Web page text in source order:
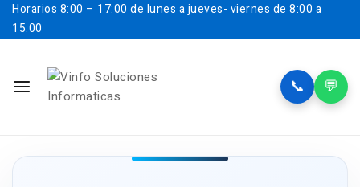
Horarios 8:00 – 17:00 de lunes a jueves- viernes de 8:00 a
15:00
📞 💬